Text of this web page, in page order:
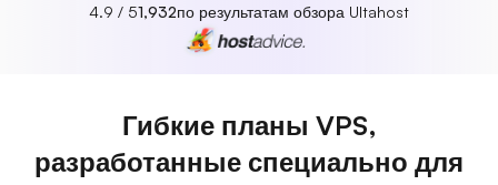
4.9 / 51,932по результатам обзора Ultahost
Гибкие планы VPS,
разработанные специально для